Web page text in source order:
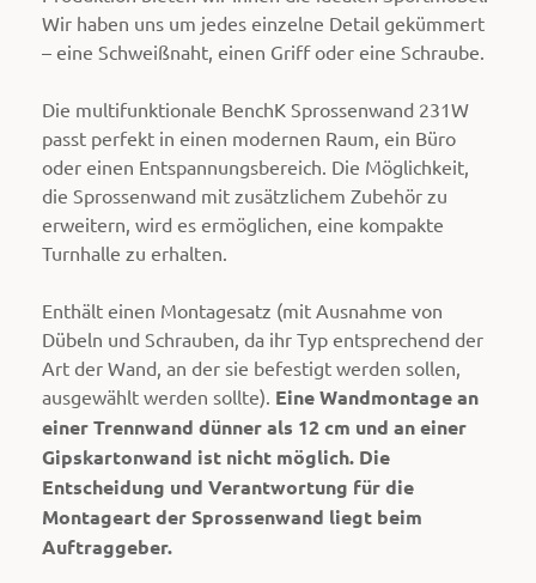
Wir haben uns um jedes einzelne Detail gekümmert
– eine Schweißnaht, einen Griff oder eine Schraube.
Die multifunktionale BenchK Sprossenwand 231W
passt perfekt in einen modernen Raum, ein Büro
oder einen Entspannungsbereich. Die Möglichkeit,
die Sprossenwand mit zusätzlichem Zubehör zu
erweitern, wird es ermöglichen, eine kompakte
Turnhalle zu erhalten.
Enthält einen Montagesatz (mit Ausnahme von
Dübeln und Schrauben, da ihr Typ entsprechend der
Art der Wand, an der sie befestigt werden sollen,
ausgewählt werden sollte). Eine Wandmontage an
einer Trennwand dünner als 12 cm und an einer
Gipskartonwand ist nicht möglich. Die
Entscheidung und Verantwortung für die
Montageart der Sprossenwand liegt beim
Auftraggeber.